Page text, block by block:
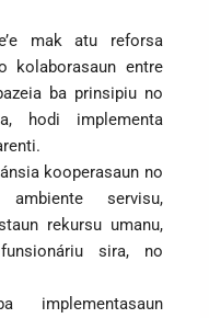
mak atu reforsa
kolaborasaun entre
ba prinsipiu no
hodi implementa
kooperasaun no
servisu,
rekursu umanu,
funsionáriu sira, no
implementasaun